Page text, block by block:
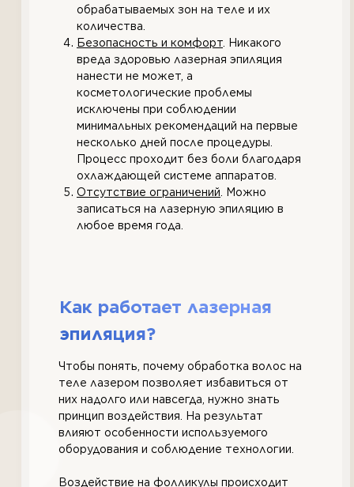
Чтобы понять, почему обработка волос на
теле лазером позволяет избавиться от
них надолго или навсегда, нужно знать
принцип воздействия. На результат
влияют особенности используемого
оборудования и соблюдение технологии.
Воздействие на фолликулы происходит
Как работает лазерная
эпиляция?
обрабатываемых зон на теле и их
количества.
Безопасность и комфорт . Никакого
вреда здоровью лазерная эпиляция
нанести не может, а
косметологические проблемы
исключены при соблюдении
минимальных рекомендаций на первые
несколько дней после процедуры.
Процесс проходит без боли благодаря
охлаждающей системе аппаратов.
Отсутствие ограничений . Можно
записаться на лазерную эпиляцию в
любое время года.